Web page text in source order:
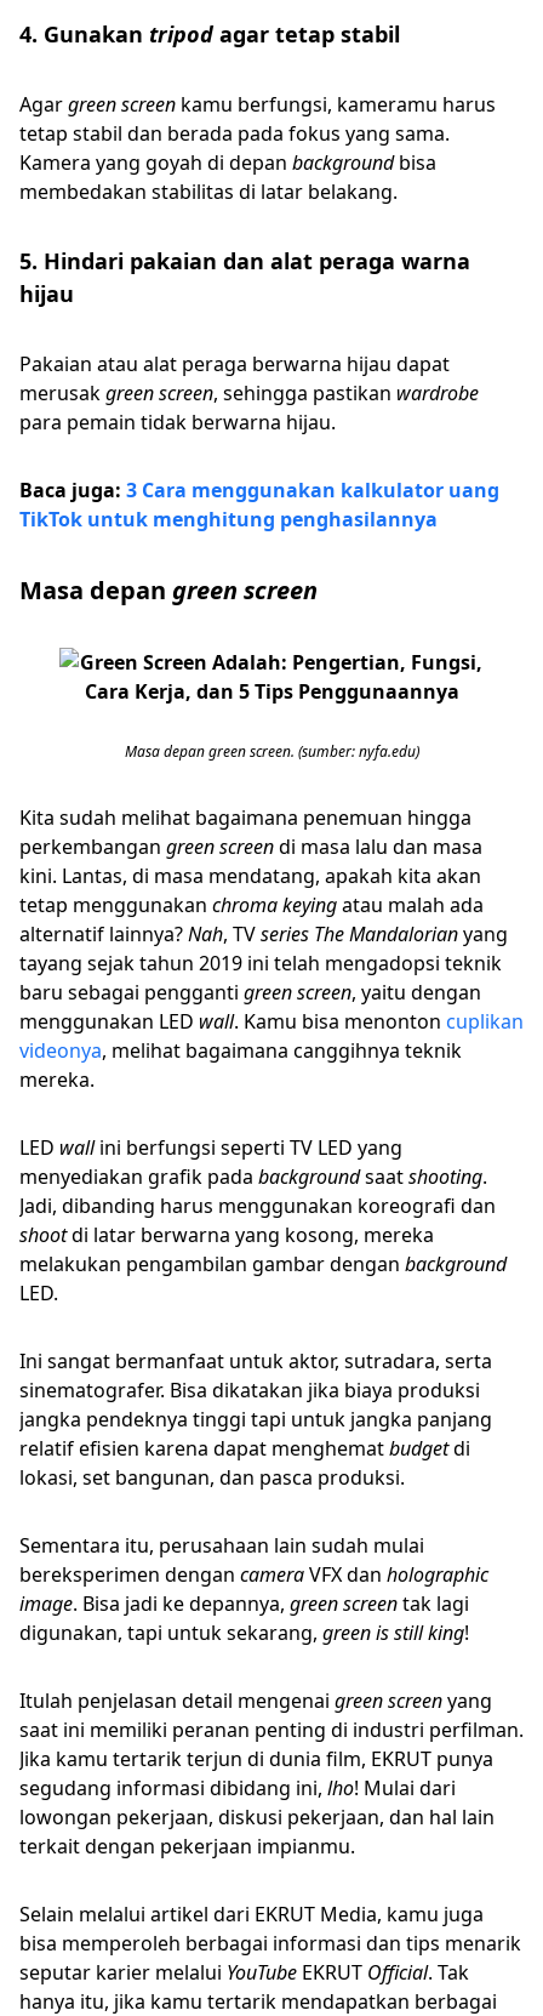
4. Gunakan tripodagar tetap stabil
Agargreen screen kamu berfungsi, kameramu harus
tetap stabil dan berada pada fokus yang sama.
Kamera yang goyah di depan backgroundbisa
membedakan stabilitas di latar belakang.
5. Hindari pakaian dan alat peraga warna
hijau
Pakaian atau alat peraga berwarna hijau dapat
merusakgreen screen, sehingga pastikan wardrobe
para pemain tidak berwarna hijau.
Baca juga: 3 Cara menggunakan kalkulator uang
TikTok untuk menghitung penghasilannya
Masa depan green screen
Masa depan green screen. (sumber: nyfa.edu)
Kita sudah melihat bagaimana penemuan hingga
perkembangan green screendi masa lalu dan masa
kini. Lantas, di masa mendatang, apakah kita akan
tetap menggunakan chroma keyingatau malah ada
alternatif lainnya?Nah, TVseries The Mandalorianyang
tayang sejak tahun 2019 ini telah mengadopsi teknik
baru sebagai pengganti green screen, yaitu dengan
menggunakan LED wall. Kamu bisa menonton cuplikan
videonya, melihat bagaimana canggihnya teknik
mereka.
LED wallini berfungsi seperti TV LED yang
menyediakan grafik pada backgroundsaatshooting.
Jadi, dibanding harus menggunakan koreografi dan
shootdi latar berwarna yang kosong, mereka
melakukan pengambilan gambar dengan background
LED.
Ini sangat bermanfaat untuk aktor, sutradara, serta
sinematografer. Bisa dikatakan jika biaya produksi
jangka pendeknya tinggi tapi untuk jangka panjang
relatif efisien karena dapat menghematbudgetdi
lokasi, set bangunan, dan pasca produksi.
Sementara itu, perusahaan lain sudah mulai
bereksperimen dengan cameraVFX dan holographic
image. Bisa jadi ke depannya, green screentak lagi
digunakan, tapi untuk sekarang, green is still king!
Itulah penjelasan detail mengenai green screenyang
saat ini memiliki peranan penting di industri perfilman.
Jika kamu tertarik terjun di dunia film, EKRUT punya
segudang informasi dibidang ini, lho! Mulai dari
lowongan pekerjaan, diskusi pekerjaan, dan hal lain
terkait dengan pekerjaan impianmu.
Selain melalui artikel dari EKRUT Media, kamu juga
bisa memperoleh berbagai informasi dan tips menarik
seputar karier melalui YouTube EKRUT Official. Tak
hanya itu, jika kamu tertarik mendapatkan berbagai